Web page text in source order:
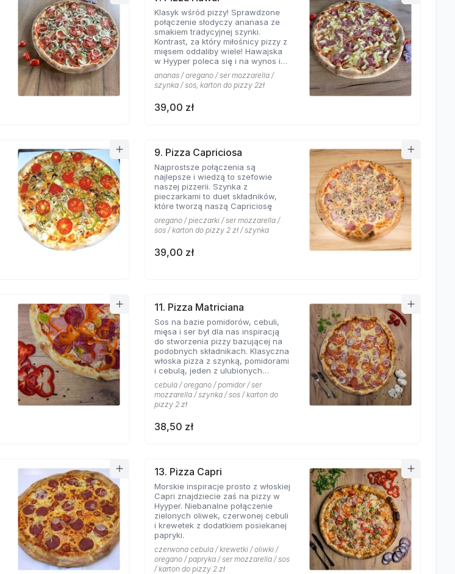
Klasyk wśród pizzy! Sprawdzone
połączenie słodyczy ananasa ze
smakiem tradycyjnej szynki.
Kontrast, za który miłośnicy pizzy z
mięsem oddaliby wiele! Hawajska
w Hyyper poleca się i na wynos i
na miejscu!
ananas / oregano / ser mozzarella /
szynka / sos, karton do pizzy 2zł
39,00 zł
9. Pizza Capriciosa
Najprostsze połączenia są
najlepsze i wiedzą to szefowie
naszej pizzerii. Szynka z
pieczarkami to duet składników,
które tworzą naszą Capriciosę
oregano / pieczarki / ser mozzarella /
sos / karton do pizzy 2 zł / szynka
39,00 zł
11. Pizza Matriciana
Sos na bazie pomidorów, cebuli,
mięsa i ser był dla nas inspiracją
do stworzenia pizzy bazującej na
podobnych składnikach. Klasyczna
włoska pizza z szynką, pomidorami
i cebulą, jeden z ulubionych
smaków klientów Hyyper!
cebula / oregano / pomidor / ser
mozzarella / szynka / sos / karton do
pizzy 2 zł
38,50 zł
13. Pizza Capri
Morskie inspiracje prosto z włoskiej
Capri znajdziecie zaś na pizzy w
Hyyper. Niebanalne połączenie
zielonych oliwek, czerwonej cebuli
i krewetek z dodatkiem posiekanej
papryki.
czerwona cebula / krewetki / oliwki /
oregano / papryka / ser mozzarella / sos
/ karton do pizzy 2 zł